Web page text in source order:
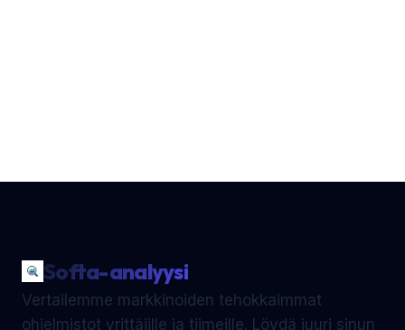
Softa-analyysi
Vertailemme markkinoiden tehokkaimmat
ohjelmistot yrittäjille ja tiimeille. Löydä juuri sinun